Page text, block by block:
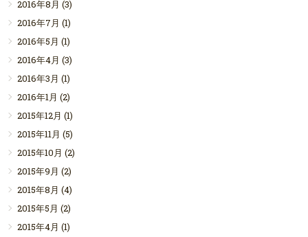
2016年8月 (3)
2016年7月 (1)
2016年5月 (1)
2016年4月 (3)
2016年3月 (1)
2016年1月 (2)
2015年12月 (1)
2015年11月 (5)
2015年10月 (2)
2015年9月 (2)
2015年8月 (4)
2015年5月 (2)
2015年4月 (1)